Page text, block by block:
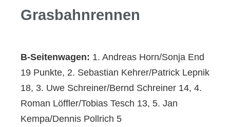
Grasbahnrennen
B-Seitenwagen: 1. Andreas Horn/Sonja End
19 Punkte, 2. Sebastian Kehrer/Patrick Lepnik
18, 3. Uwe Schreiner/Bernd Schreiner 14, 4.
Roman Löffler/Tobias Tesch 13, 5. Jan
Kempa/Dennis Pollrich 5